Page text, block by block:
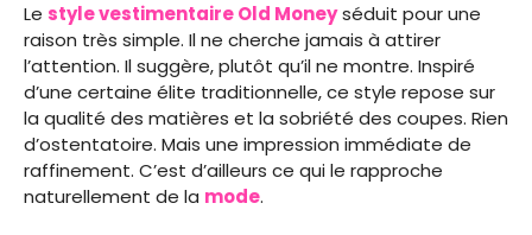
Le style vestimentaire Old Moneyséduit pour une
raison très simple. Il ne cherche jamais à attirer
l’attention. Il suggère, plutôt qu’il ne montre. Inspiré
d’une certaine élite traditionnelle, ce style repose sur
la qualité des matières et la sobriété des coupes. Rien
d’ostentatoire. Mais une impression immédiate de
raffinement. C’est d’ailleurs ce qui le rapproche
naturellement de la mode.